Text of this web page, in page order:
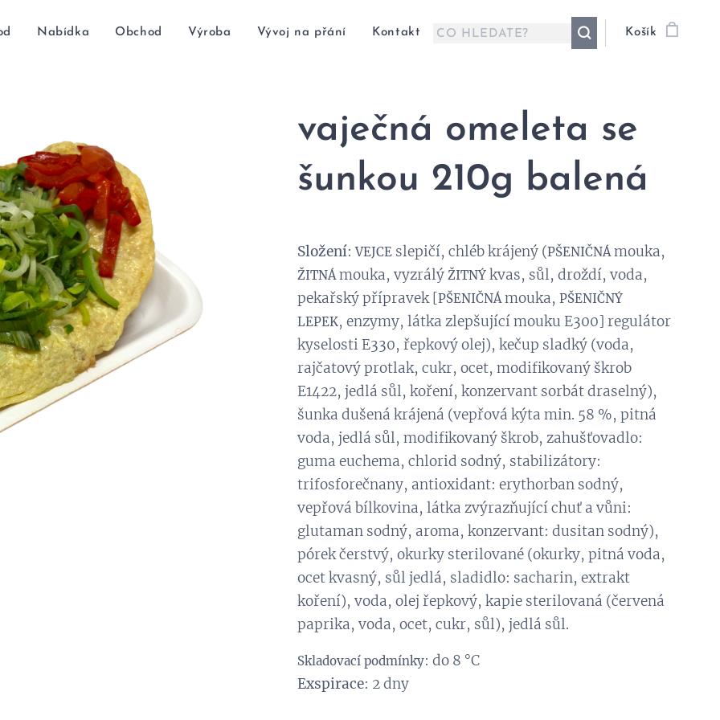
Nabídka Obchod Výroba Vývoj na přání Kontakt Košík
vaječná omeleta se
šunkou 210g balená
Složení:VEJCE slepičí, chléb krájený (PŠENIČNÁmouka,
ŽITNÁmouka, vyzrálýŽITNÝ kvas, sůl, droždí, voda,
pekařský přípravek [PŠENIČNÁmouka,PŠENIČNÝ
LEPEK, enzymy, látka zlepšující mouku E300] regulátor
kyselosti E330, řepkový olej), kečup sladký (voda,
rajčatový protlak, cukr, ocet, modifikovaný škrob
E1422, jedlá sůl, koření, konzervant sorbát draselný),
šunka dušená krájená (vepřová kýta min. 58 %, pitná
voda, jedlá sůl, modifikovaný škrob, zahušťovadlo:
guma euchema, chlorid sodný, stabilizátory:
trifosforečnany, antioxidant: erythorban sodný,
vepřová bílkovina, látka zvýrazňující chuť a vůni:
glutaman sodný, aroma, konzervant: dusitan sodný),
pórek čerstvý, okurky sterilované (okurky, pitná voda,
ocet kvasný, sůl jedlá, sladidlo: sacharin, extrakt
koření), voda, olej řepkový, kapie sterilovaná (červená
paprika, voda, ocet, cukr, sůl), jedlá sůl.
Skladovací podmínky: do 8 °C
Exspirace: 2 dny